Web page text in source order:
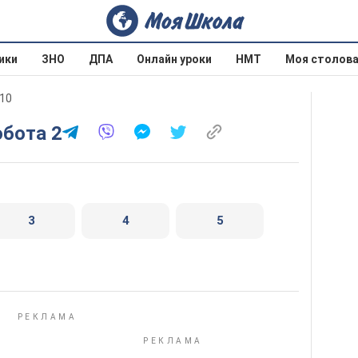
ЗНО ДПА Онлайн уроки НМТ Моя
2
3 4 5